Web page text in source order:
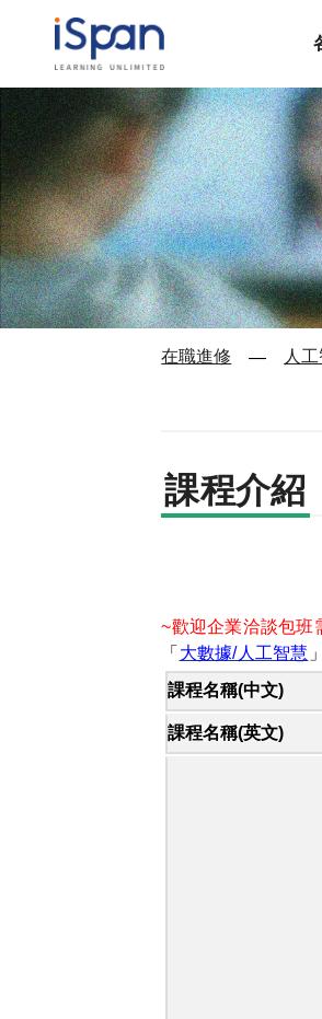
在職進修 — 人
課程介紹
~歡迎企業洽談包班
「 大數據/人工智慧
課程名稱(中文)
課程名稱(英文)